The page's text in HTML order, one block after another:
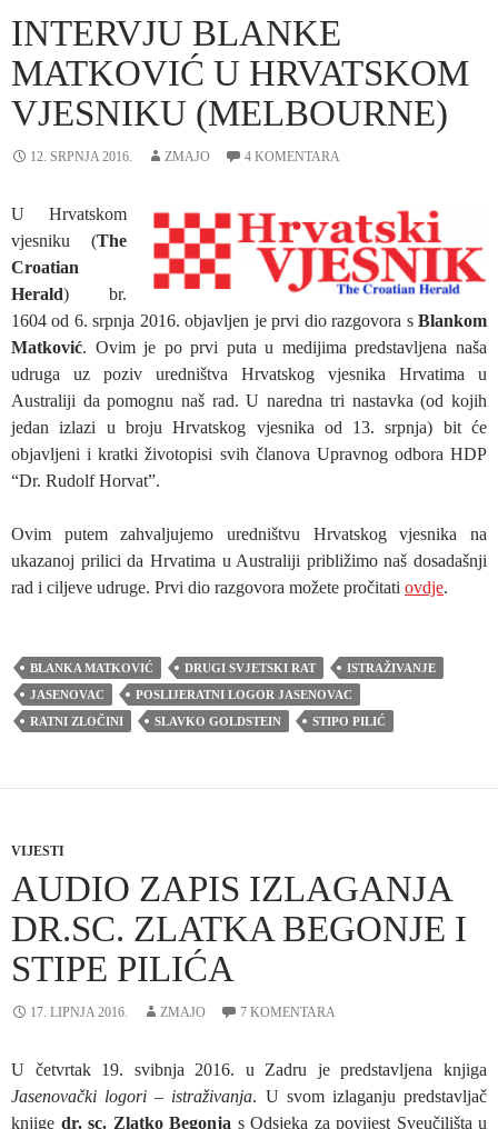
INTERVJU BLANKE
MATKOVIĆ U HRVATSKOM
VJESNIKU (MELBOURNE)
12. SRPNJA 2016. ZMAJO 4 KOMENTARA
U Hrvatskom
vjesniku (The
Croatian
Herald) br.
1604 od 6. srpnja 2016. objavljen je prvi dio razgovora s Blankom
Matković. Ovim je po prvi puta u medijima predstavljena naša
udruga uz poziv uredništva Hrvatskog vjesnika Hrvatima u
Australiji da pomognu naš rad. U naredna tri nastavka (od kojih
jedan izlazi u broju Hrvatskog vjesnika od 13. srpnja) bit će
objavljeni i kratki životopisi svih članova Upravnog odbora HDP
“Dr. Rudolf Horvat”.
Ovim putem zahvaljujemo uredništvu Hrvatskog vjesnika na
ukazanoj prilici da Hrvatima u Australiji približimo naš dosadašnji
rad i ciljeve udruge. Prvi dio razgovora možete pročitati ovdje.
BLANKA MATKOVIĆ DRUGI SVJETSKI RAT
ISTRAŽIVANJE
JASENOVAC
POSLIJERATNI LOGOR JASENOVAC
RATNI ZLOČINI
SLAVKO GOLDSTEIN STIPO PILIĆ
VIJESTI
AUDIO ZAPIS IZLAGANJA
DR.SC. ZLATKA BEGONJE I
STIPE PILIĆA
17. LIPNJA 2016. ZMAJO 7 KOMENTARA
U četvrtak 19. svibnja 2016. u Zadru je predstavljena knjiga
Jasenovački logori – istraživanja. U svom izlaganju predstavljač
knjige dr. sc. Zlatko Begonja s Odsjeka za povijest Sveučilišta u